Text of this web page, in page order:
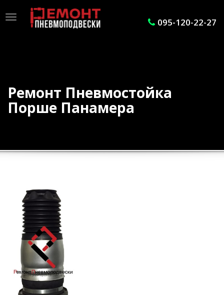
095-120-22-27
Toggle
navigation
Ремонт Пневмостойка
Порше Панамера